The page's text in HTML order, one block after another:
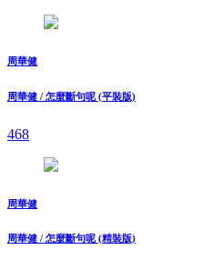
周華健
周華健 / 怎麼斷句呢 (平裝版)
468
周華健
周華健 / 怎麼斷句呢 (精裝版)